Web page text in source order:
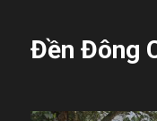
Đền Đông